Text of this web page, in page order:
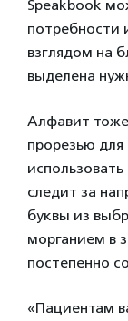
Speakbook
потребности
взглядом на
выделена
Алфавит тоже
прорезью
следит за
буквы из
морганием в
постепенно
«Пациентам